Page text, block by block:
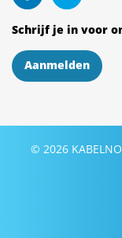
Schrijf je in voor
Aanmelden
© 2026